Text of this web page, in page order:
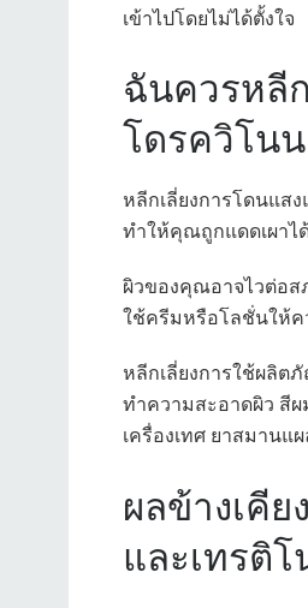
เข้าไปโดยไม่ได้ตั้งใจ
ฉันควรหลี
โดรควิโน
หลีกเลี่ยงการโดนแส
ทำให้คุณถูกแดดเผาไ
ผิวของคุณอาจไวต่อส
ใช้ครีมหรือโลชั่นให้
หลีกเลี่ยงการใช้ผลิต
ทำความสะอาดผิว สี
เครื่องเทศ ยาสมาน
ผลข้างเคี
และเทรติ